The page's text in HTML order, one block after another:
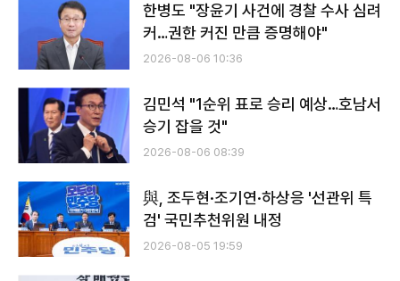
한병도 "장윤기 사건에 경찰 수사 심려
커…권한 커진 만큼 증명해야"
2026-08-06 10:36
​​​​​​​김민석 "1순위 표로 승리 예상…호남서
승기 잡을 것"
2026-08-06 08:39
與, 조두현·조기연·하상응 '선관위 특
검' 국민추천위원 내정
2026-08-05 19:59